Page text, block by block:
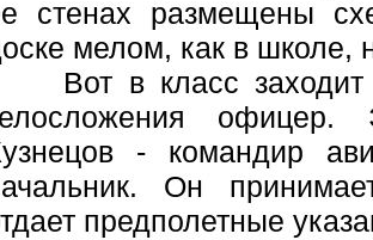
стенах размещены
мелом, как в школе,
Вот в класс заходит
- командир
Он
предполетные